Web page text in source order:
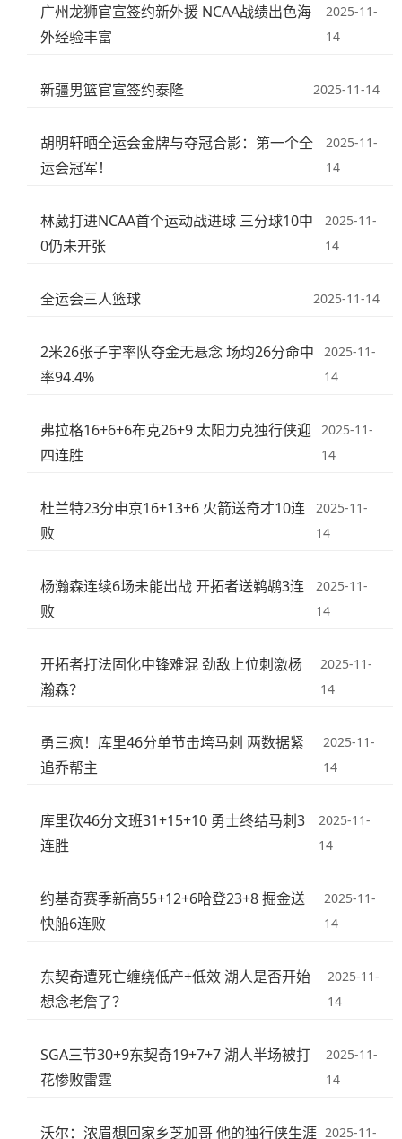
广州龙狮官宣签约新外援 NCAA战绩出色海
外经验丰富
2025-11-
14
新疆男篮官宣签约泰隆 2025-11-14
胡明轩晒全运会金牌与夺冠合影：第一个全
运会冠军！
2025-11-
14
林葳打进NCAA首个运动战进球 三分球10中
0仍未开张
2025-11-
14
全运会三人篮球 2025-11-14
2米26张子宇率队夺金无悬念 场均26分命中
率94.4%
2025-11-
14
弗拉格16+6+6布克26+9 太阳力克独行侠迎
四连胜
2025-11-
14
杜兰特23分申京16+13+6 火箭送奇才10连
败
2025-11-
14
杨瀚森连续6场未能出战 开拓者送鹈鹕3连
败
2025-11-
14
开拓者打法固化中锋难混 劲敌上位刺激杨
瀚森？
2025-11-
14
勇三疯！库里46分单节击垮马刺 两数据紧
追乔帮主
2025-11-
14
库里砍46分文班31+15+10 勇士终结马刺3
连胜
2025-11-
14
约基奇赛季新高55+12+6哈登23+8 掘金送
快船6连败
2025-11-
14
东契奇遭死亡缠绕低产+低效 湖人是否开始
想念老詹了？
2025-11-
14
SGA三节30+9东契奇19+7+7 湖人半场被打
花惨败雷霆
2025-11-
14
沃尔：浓眉想回家乡芝加哥 他的独行侠生涯 2025-11-